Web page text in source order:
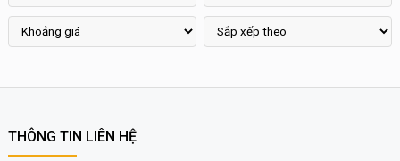
THÔNG TIN LIÊN HỆ